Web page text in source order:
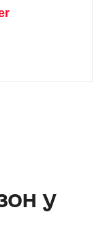
у